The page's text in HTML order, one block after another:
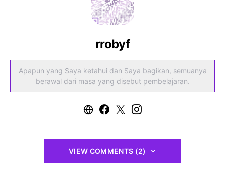
rrobyf
Apapun yang Saya ketahui dan Saya bagikan, semuanya
berawal dari masa yang disebut pembelajaran.
VIEW COMMENTS (2)